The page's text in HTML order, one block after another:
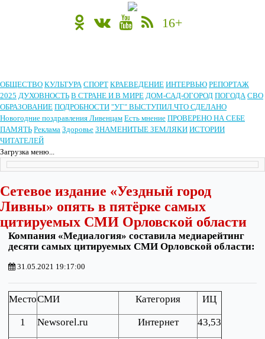
16+
ОБЩЕСТВО КУЛЬТУРА СПОРТ КРАЕВЕДЕНИЕ ИНТЕРВЬЮ РЕПОРТАЖ
2025 ДУХОВНОСТЬ В СТРАНЕ И В МИРЕ ДОМ-САД-ОГОРОД ПОГОДА СВО
ОБРАЗОВАНИЕ ПОДРОБНОСТИ "УГ" ВЫСТУПИЛ.ЧТО СДЕЛАНО
Новогодние поздравления Ливенцам Есть мнение ПРОВЕРЕНО НА СЕБЕ
ПАМЯТЬ Реклама Здоровье ЗНАМЕНИТЫЕ ЗЕМЛЯКИ ИСТОРИИ
ЧИТАТЕЛЕЙ
Загрузка меню...
Сетевое издание «Уездный город
Ливны» опять в пятёрке самых
цитируемых СМИ Орловской области
Компания «Медиалогия» составила медиарейтинг
десяти самых цитируемых СМИ Орловской области:
31.05.2021 19:17:00
МестоСМИ Категория ИЦ
1 Newsorel.ru Интернет 43,53